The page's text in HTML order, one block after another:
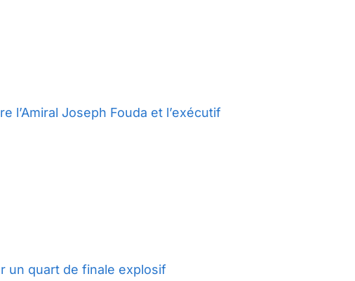
l’Amiral Joseph Fouda et l’exécutif
un quart de finale explosif